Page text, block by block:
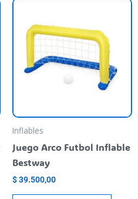
Inflables
Juego Arco Futbol Inflable
Bestway
$39.500,00